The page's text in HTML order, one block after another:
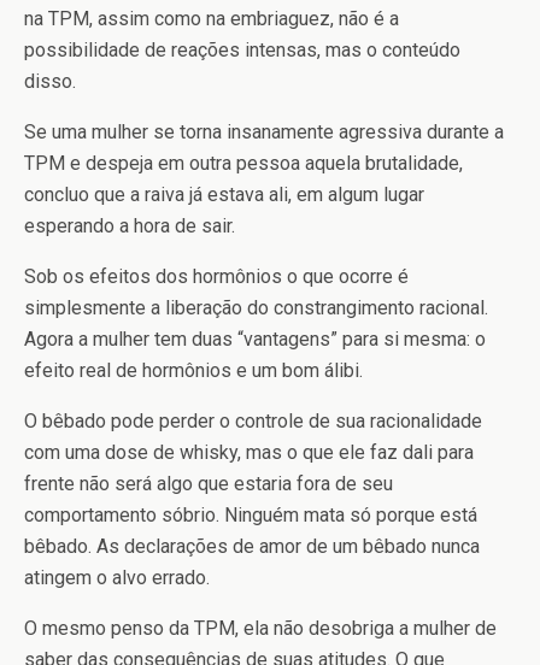
na TPM, assim como na embriaguez, não é a
possibilidade de reações intensas, mas o conteúdo
disso.
Se uma mulher se torna insanamente agressiva durante a
TPM e despeja em outra pessoa aquela brutalidade,
concluo que a raiva já estava ali, em algum lugar
esperando a hora de sair.
Sob os efeitos dos hormônios o que ocorre é
simplesmente a liberação do constrangimento racional.
Agora a mulher tem duas “vantagens” para si mesma: o
efeito real de hormônios e um bom álibi.
O bêbado pode perder o controle de sua racionalidade
com uma dose de whisky, mas o que ele faz dali para
frente não será algo que estaria fora de seu
comportamento sóbrio. Ninguém mata só porque está
bêbado. As declarações de amor de um bêbado nunca
atingem o alvo errado.
O mesmo penso da TPM, ela não desobriga a mulher de
saber das consequências de suas atitudes. O que